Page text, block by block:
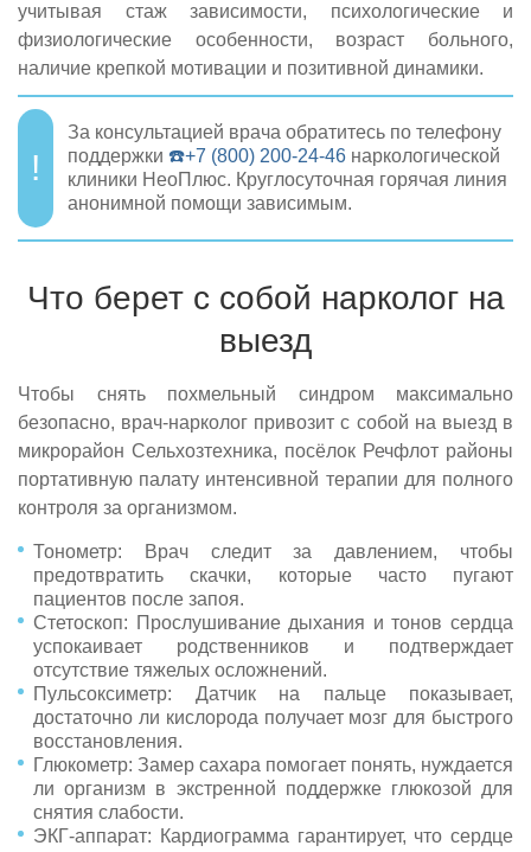
учитывая стаж зависимости, психологические и
физиологические особенности, возраст больного,
наличие крепкой мотивации и позитивной динамики.
За консультацией врача обратитесь по телефону
поддержки ☎️+7 (800) 200-24-46 наркологической
клиники НеоПлюс. Круглосуточная горячая линия
анонимной помощи зависимым.
Что берет с собой нарколог на
выезд
Чтобы снять похмельный синдром максимально
безопасно, врач-нарколог привозит с собой на выезд в
микрорайон Сельхозтехника, посёлок Речфлот районы
портативную палату интенсивной терапии для полного
контроля за организмом.
Тонометр: Врач следит за давлением, чтобы
предотвратить скачки, которые часто пугают
пациентов после запоя.
Стетоскоп: Прослушивание дыхания и тонов сердца
успокаивает родственников и подтверждает
отсутствие тяжелых осложнений.
Пульсоксиметр: Датчик на пальце показывает,
достаточно ли кислорода получает мозг для быстрого
восстановления.
Глюкометр: Замер сахара помогает понять, нуждается
ли организм в экстренной поддержке глюкозой для
снятия слабости.
ЭКГ-аппарат: Кардиограмма гарантирует, что сердце